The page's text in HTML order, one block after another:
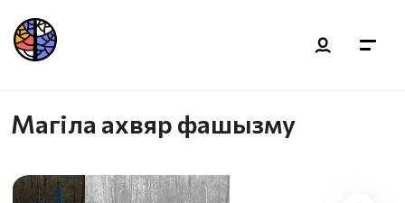
Магіла ахвяр фашызму